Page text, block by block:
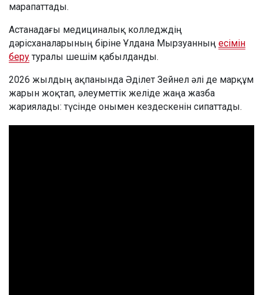
марапаттады.
Астанадағы медициналық колледждің
дәрісханаларының біріне Ұлдана Мырзуанның есімін
беру туралы шешім қабылданды.
2026 жылдың ақпанында Әділет Зейнел әлі де марқұм
жарын жоқтап, әлеуметтік желіде жаңа жазба
жариялады: түсінде онымен кездескенін сипаттады.